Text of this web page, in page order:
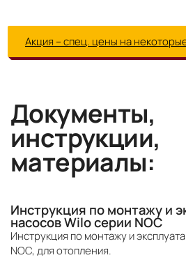
Акция – спец. цены на
Документы,
инструкции,
материалы:
Инструкция по монтажу и
насосов Wilo серии NOC
Инструкция по монтажу и
NOC, для отопления.